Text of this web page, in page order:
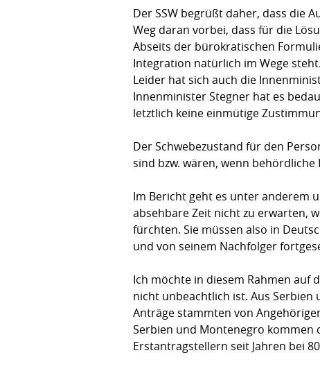
Der SSW begrüßt daher, dass die
Weg daran vorbei, dass für die
Abseits der bürokratischen
Integration natürlich im Wege steht.
Leider hat sich auch die
Innenminister Stegner hat es
letztlich keine einmütige
Der Schwebezustand für den
sind bzw. wären, wenn
Im Bericht geht es unter anderem
absehbare Zeit nicht zu erwarten,
fürchten. Sie müssen also in
und von seinem Nachfolger
Ich möchte in diesem Rahmen auf
nicht unbeachtlich ist. Aus Serbien
Anträge stammten von
Serbien und Montenegro kommen
Erstantragstellern seit Jahren bei